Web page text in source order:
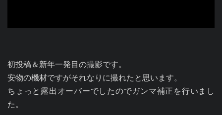
初投稿＆新年一発目の撮影です。
安物の機材ですがそれなりに撮れたと思います。
ちょっと露出オーバーでしたのでガンマ補正を行いまし